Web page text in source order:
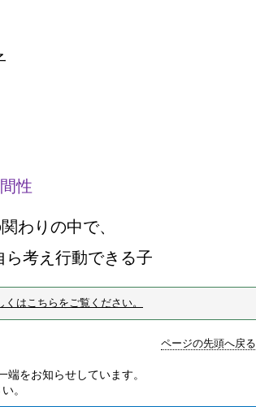
で、
きる子
はこちらをご覧ください。
ページの先頭へ戻る
をお知らせしています。
。